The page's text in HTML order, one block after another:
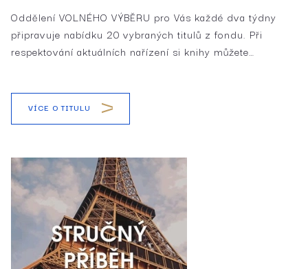
Oddělení VOLNÉHO VÝBĚRU pro Vás každé dva týdny
připravuje nabídku 20 vybraných titulů z fondu. Při
respektování aktuálních nařízení si knihy můžete…
VÍCE O TITULU